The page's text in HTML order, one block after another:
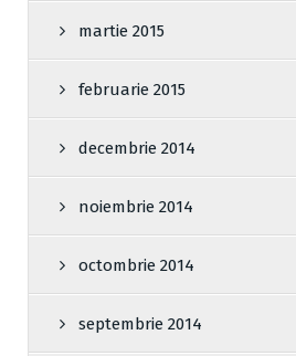
martie 2015
februarie 2015
decembrie 2014
noiembrie 2014
octombrie 2014
septembrie 2014